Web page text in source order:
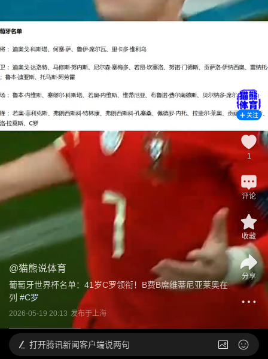
@猫熊说体育
葡萄牙世界杯名单：41岁C罗领衔！B费B席维蒂尼亚莱奥在
列 #C罗
2026-05-19 20:13 发布于上海
关注
1
评论
收藏
分享
打开腾讯新闻客户端说两句